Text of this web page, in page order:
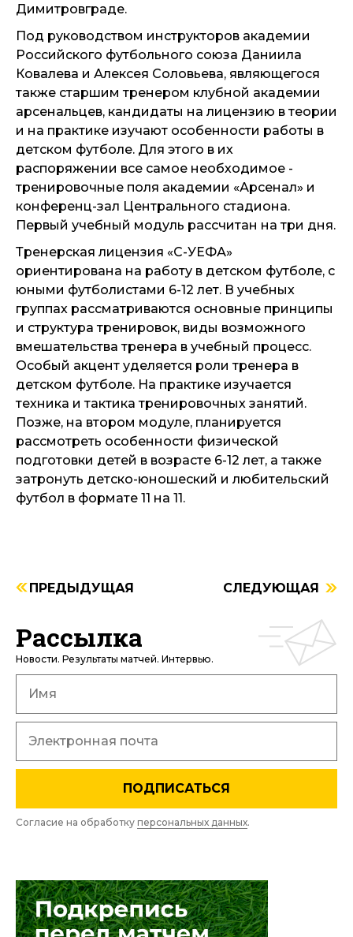
Димитровграде.
Под руководством инструкторов академии
Российского футбольного союза Даниила
Ковалева и Алексея Соловьева, являющегося
также старшим тренером клубной академии
арсенальцев, кандидаты на лицензию в теории
и на практике изучают особенности работы в
детском футболе. Для этого в их
распоряжении все самое необходимое -
тренировочные поля академии «Арсенал» и
конференц-зал Центрального стадиона.
Первый учебный модуль рассчитан на три дня.
Тренерская лицензия «С-УЕФА»
ориентирована на работу в детском футболе, с
юными футболистами 6-12 лет. В учебных
группах рассматриваются основные принципы
и структура тренировок, виды возможного
вмешательства тренера в учебный процесс.
Особый акцент уделяется роли тренера в
детском футболе. На практике изучается
техника и тактика тренировочных занятий.
Позже, на втором модуле, планируется
рассмотреть особенности физической
подготовки детей в возрасте 6-12 лет, а также
затронуть детско-юношеский и любительский
футбол в формате 11 на 11.
ПРЕДЫДУЩАЯ СЛЕДУЮЩАЯ
Рассылка
Новости. Результаты матчей. Интервью.
ПОДПИСАТЬСЯ
Согласие на обработку персональных данных.